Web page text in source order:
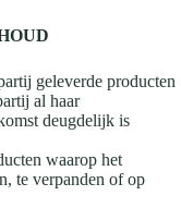
geleverde producten
al haar
deugdelijk is
waarop het
te verpanden of op